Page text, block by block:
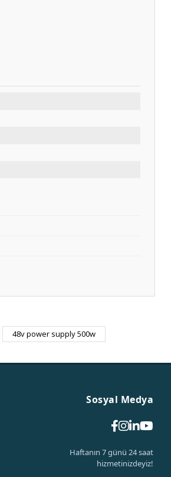
48v power supply 500w
Sosyal Medya
Haftanın 7 günü 24 saat
hizmetinizdeyiz!